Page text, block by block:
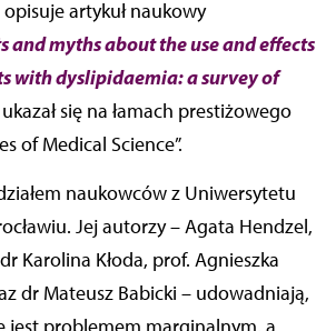
artykuł naukowy
and myths about the use and effects
with dyslipidaemia: a survey of
się na łamach prestiżowego
of Medical Science”.
naukowców z Uniwersytetu
Jej autorzy – Agata Hendzel,
Karolina Kłoda, prof. Agnieszka
dr Mateusz Babicki – udowadniają,